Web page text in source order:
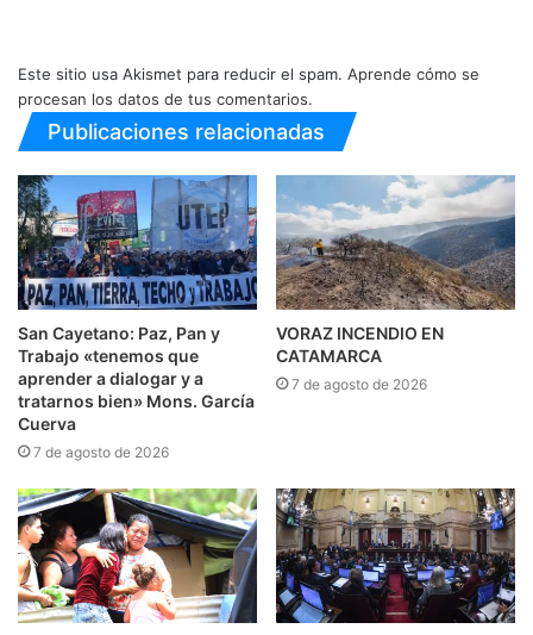
Este sitio usa Akismet para reducir el spam. Aprende cómo se
procesan los datos de tus comentarios.
Publicaciones relacionadas
San Cayetano: Paz, Pan y
Trabajo «tenemos que
aprender a dialogar y a
tratarnos bien» Mons. García
Cuerva
7 de agosto de 2026
VORAZ INCENDIO EN
CATAMARCA
7 de agosto de 2026